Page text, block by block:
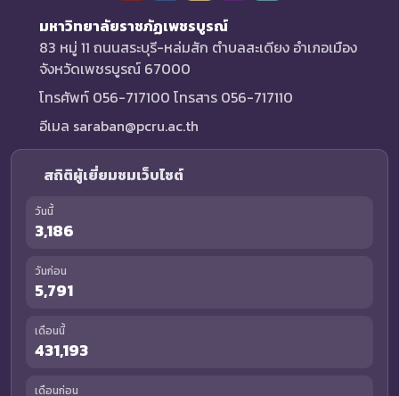
มหาวิทยาลัยราชภัฏเพชรบูรณ์
83 หมู่ 11 ถนนสระบุรี-หล่มสัก ตำบลสะเดียง อำเภอเมือง
จังหวัดเพชรบูรณ์ 67000
โทรศัพท์ 056-717100 โทรสาร 056-717110
อีเมล saraban@pcru.ac.th
สถิติผู้เยี่ยมชมเว็บไซต์
วันนี้
3,186
วันก่อน
5,791
เดือนนี้
431,193
เดือนก่อน